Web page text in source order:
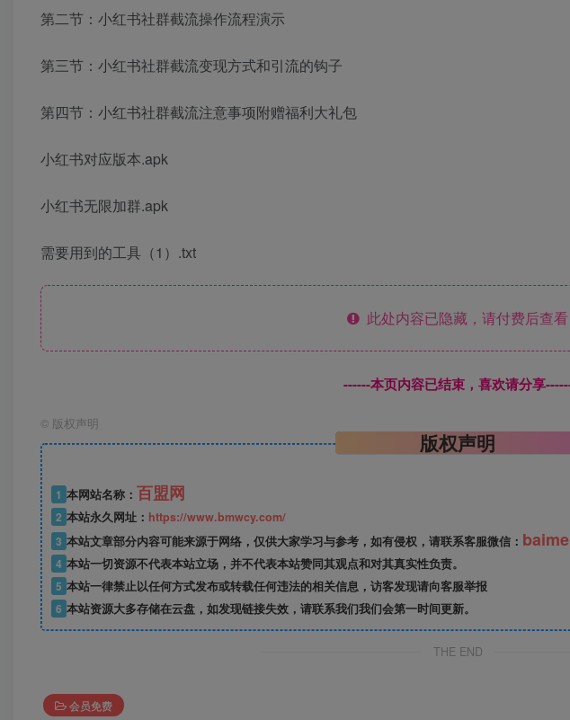
第二节：小红书社群截流操作流程演示
第三节：小红书社群截流变现方式和引流的钩子
第四节：小红书社群截流注意事项附赠福利大礼包
小红书对应版本.apk
小红书无限加群.apk
需要用到的工具（1）.txt
此处内容已隐藏，请付费后查看
------本页内容已结束，喜欢请分享
© 版权声明
版权声明
1 本网站名称： 百盟网
2 本站永久网址： https://www.bmwcy.com/
3 本站文章部分内容可能来源于网络，仅供大家学习与参考，如有侵权，请联系客服微信：
4 本站一切资源不代表本站立场，并不代表本站赞同其观点和对其真实性负责。
5 本站一律禁止以任何方式发布或转载任何违法的相关信息，访客发现请向客服举报
6 本站资源大多存储在云盘，如发现链接失效，请联系我们我们会第一时间更新。
THE END
会员免费